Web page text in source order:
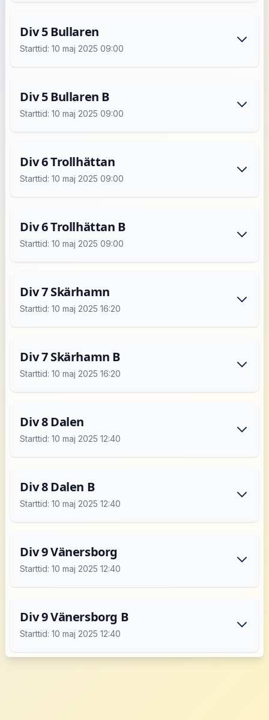
Div 5 Bullaren
Starttid: 10 maj 2025 09:00
Div 5 Bullaren B
Starttid: 10 maj 2025 09:00
Div 6 Trollhättan
Starttid: 10 maj 2025 09:00
Div 6 Trollhättan B
Starttid: 10 maj 2025 09:00
Div 7 Skärhamn
Starttid: 10 maj 2025 16:20
Div 7 Skärhamn B
Starttid: 10 maj 2025 16:20
Div 8 Dalen
Starttid: 10 maj 2025 12:40
Div 8 Dalen B
Starttid: 10 maj 2025 12:40
Div 9 Vänersborg
Starttid: 10 maj 2025 12:40
Div 9 Vänersborg B
Starttid: 10 maj 2025 12:40